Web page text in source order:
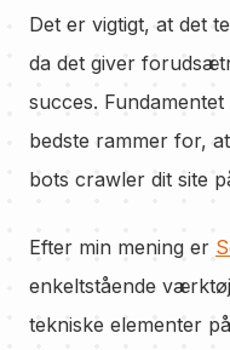
Det er vigtigt, at det
da det giver
succes.
bedste rammer for,
bots crawler dit site
Efter min mening er
enkeltstående
tekniske elementer